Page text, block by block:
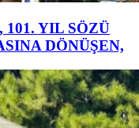
101. YIL SÖZÜ
DÖNÜŞEN,